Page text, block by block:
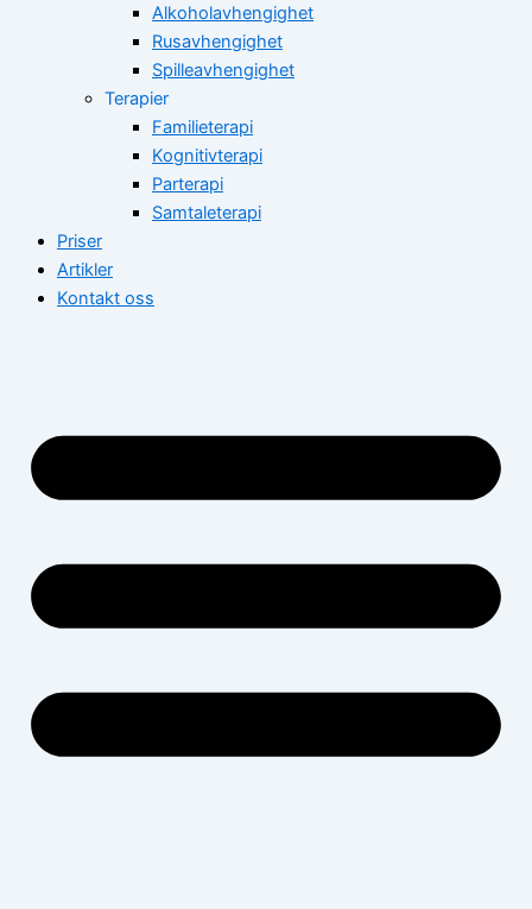
Alkoholavhengighet
Rusavhengighet
Spilleavhengighet
Terapier
Familieterapi
Kognitivterapi
Parterapi
Samtaleterapi
Priser
Artikler
Kontakt oss